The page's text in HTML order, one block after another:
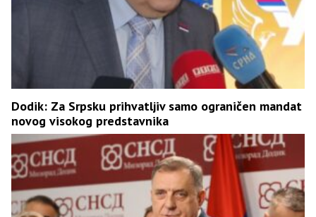
Dodik: Za Srpsku prihvatljiv samo ograničen mandat
novog visokog predstavnika